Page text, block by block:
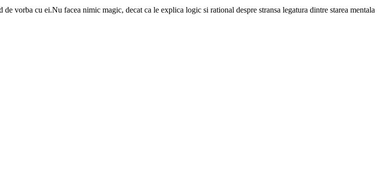
vorba cu ei.Nu facea nimic magic, decat ca le explica logic si rational despre stransa legatura dintre starea mentala